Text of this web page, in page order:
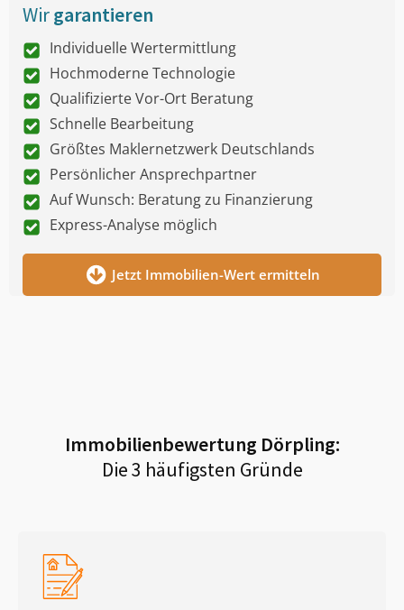
Wirgarantieren
Individuelle Wertermittlung
Hochmoderne Technologie
Qualifizierte Vor-Ort Beratung
Schnelle Bearbeitung
Größtes Maklernetzwerk Deutschlands
Persönlicher Ansprechpartner
Auf Wunsch: Beratung zu Finanzierung
Express-Analyse möglich
Jetzt Immobilien-Wert ermitteln
Immobilienbewertung Dörpling:
Die 3 häufigsten Gründe